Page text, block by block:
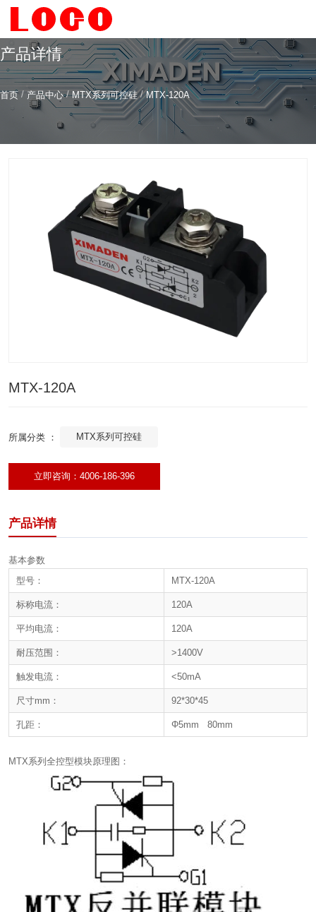
希曼顿科技专注研发与制造
全系列工业级交流固态继电器（SSR）、一体化电力调整
器
4006-186-396
产品详情
首页 / 产品中心 /MTX系列可控硅 /MTX-120A
MTX-120A
所属分类 ： MTX系列可控硅
立即咨询：4006-186-396
产品详情
基本参数
型号：
MTX-120A
标称电流： 120A
平均电流： 120A
耐压范围： >1400V
触发电流： <50mA
尺寸mm： 92*30*45
孔距： Φ5mm 80mm
MTX系列全控型模块原理图：